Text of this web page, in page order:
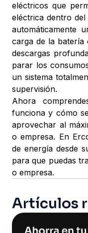
eléctricos que
eléctrica dentro
automáticamente
carga de la batería
descargas
parar los
un sistema
supervisión.
Ahora
funciona y cómo
aprovechar al
o empresa. En
de energía desde
para que puedas
o empresa.
Artículos